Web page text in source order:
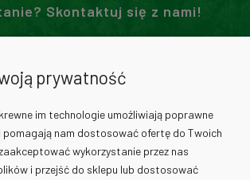
Skontaktuj się z nami!
730 012 317
prywatność
im technologie umożliwiają poprawne
pomagają nam dostosować ofertę do Twoich
wykorzystanie przez nas
i przejść do sklepu lub dostosować